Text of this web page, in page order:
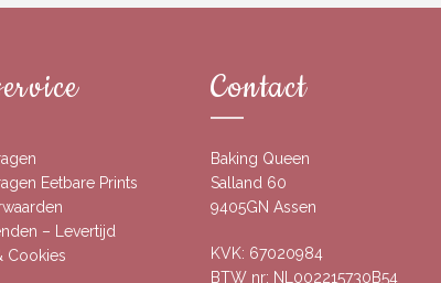
Eetbare Prints
– Levertijd
Cookies
Contact
Baking Queen
Salland 60
9405GN Assen
KVK: 67020984
BTW nr: NL002215730B54